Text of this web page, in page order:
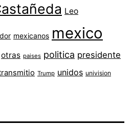
Leo
mexicanos mexico
otras paises politica presidente
Trump unidos univision